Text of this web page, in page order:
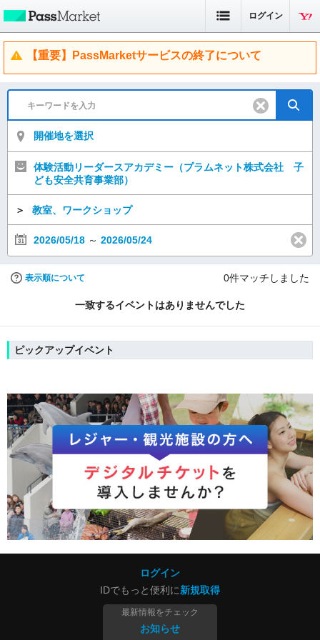
ログイン
【重要】PassMarketサービスの終了について
開催地を選択
体験活動リーダースアカデミー（プラムネット株式会社 子
ども安全共育事業部）
＞ 教室、ワークショップ
2026/05/18 ～ 2026/05/24
表示順について 0件マッチしました
一致するイベントはありませんでした
ピックアップイベント
ログイン
IDでもっと便利に新規取得
最新情報をチェック
お知らせ